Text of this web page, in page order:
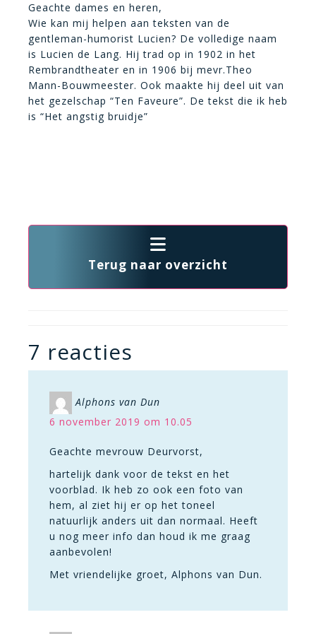
Geachte dames en heren,
Wie kan mij helpen aan teksten van de
gentleman-humorist Lucien? De volledige naam
is Lucien de Lang. Hij trad op in 1902 in het
Rembrandtheater en in 1906 bij mevr.Theo
Mann-Bouwmeester. Ook maakte hij deel uit van
het gezelschap “Ten Faveure”. De tekst die ik heb
is “Het angstig bruidje”
Terug naar overzicht
7 reacties
Alphons van Dun
6 november 2019 om 10.05
Geachte mevrouw Deurvorst,
hartelijk dank voor de tekst en het
voorblad. Ik heb zo ook een foto van
hem, al ziet hij er op het toneel
natuurlijk anders uit dan normaal. Heeft
u nog meer info dan houd ik me graag
aanbevolen!
Met vriendelijke groet, Alphons van Dun.